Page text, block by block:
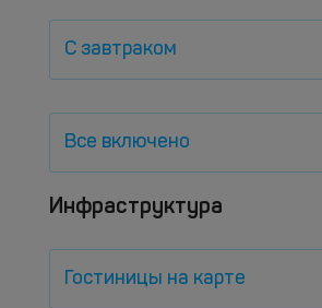
С завтраком
Все включено
Инфраструктура
Гостиницы на карте